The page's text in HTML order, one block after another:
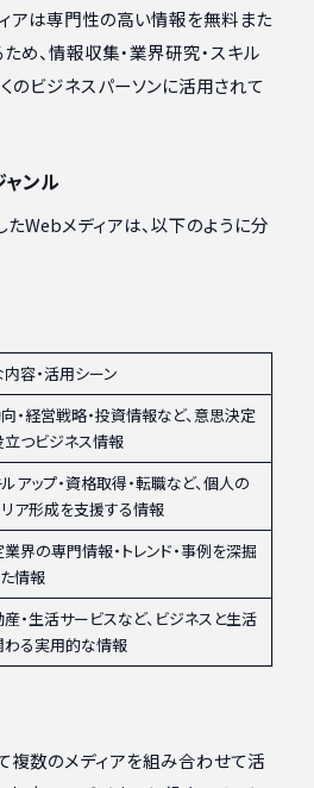
アは専門性の高い情報を無料また
め、情報収集・業界研究・スキル
のビジネスパーソンに活用されて
ンル
Webメディアは、以下のように分
容・活用シーン
・経営戦略・投資情報など、意思決定
立つビジネス情報
アップ・資格取得・転職など、個人の
リア形成を支援する情報
界の専門情報・トレンド・事例を深掘
情報
・生活サービスなど、ビジネスと生活
わる実用的な情報
複数のメディアを組み合わせて活